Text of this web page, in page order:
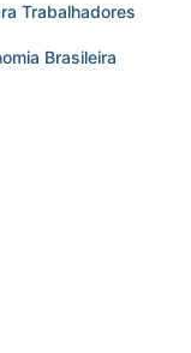
Trabalhadores
Brasileira